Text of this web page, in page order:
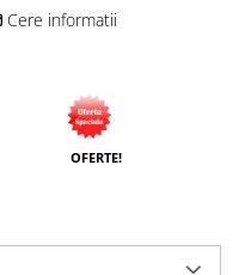
Cere informatii
OFERTE!